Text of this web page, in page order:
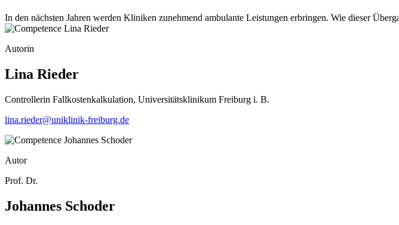
In den nächsten Jahren werden Kliniken zunehmend ambulante Leistungen erbringen. Wie dieser
Autorin
Lina Rieder
Controllerin Fallkostenkalkulation, Universitätsklinikum Freiburg i. B.
lina.rieder@uniklinik-freiburg.de
Autor
Prof. Dr.
Johannes Schoder